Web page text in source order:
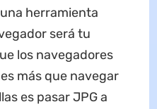
herramienta
será tu
los navegadores
más que navegar
es pasar JPG a